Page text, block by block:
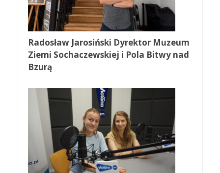
Radosław Jarosiński Dyrektor Muzeum
Ziemi Sochaczewskiej i Pola Bitwy nad
Bzurą